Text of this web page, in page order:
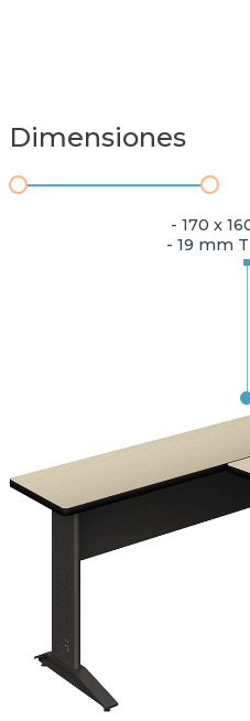
Dimensiones
- 170 x
- 19 mm